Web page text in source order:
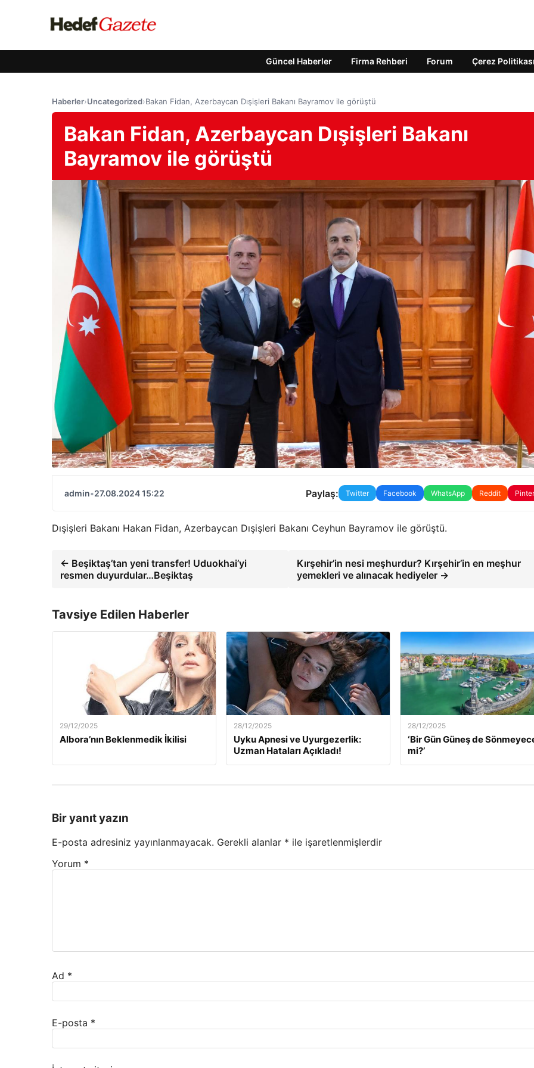
Güncel Haberler Firma Rehberi Forum Çerez Politikası
Haberler›Uncategorized›Bakan Fidan, Azerbaycan Dışişleri Bakanı Bayramov ile görüştü
Bakan Fidan, Azerbaycan Dışişleri Bakanı
Bayramov ile görüştü
admin•27.08.2024 15:22 Paylaş: Twitter Facebook WhatsApp Reddit
Dışişleri Bakanı Hakan Fidan, Azerbaycan Dışişleri Bakanı Ceyhun Bayramov ile görüştü.
← Beşiktaş’tan yeni transfer! Uduokhai’yi
resmen duyurdular…Beşiktaş
Kırşehir’in nesi meşhurdur? Kırşehir’in en meşhur
yemekleri ve alınacak hediyeler →
Tavsiye Edilen Haberler
29/12/2025
Albora’nın Beklenmedik İkilisi
28/12/2025
Uyku Apnesi ve Uyurgezerlik:
Uzman Hataları Açıkladı!
28/12/2025
‘Bir Gün Güneş de
mi?’
Bir yanıt yazın
E-posta adresiniz yayınlanmayacak. Gerekli alanlar * ile işaretlenmişlerdir
Yorum *
Ad *
E-posta *